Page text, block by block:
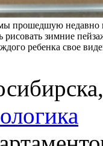
прошедшую недавно
рисовать зимние
ребенка свое